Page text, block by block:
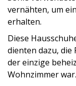
vernähten, um
erhalten.
Diese
dienten dazu, die
der einzige
Wohnzimmer war.